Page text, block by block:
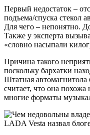
Первый недостаток –
подъема/спуска стекол
Для чего – непонятно.
Также у эксперта
«словно насыпали
Причина такого
поскольку бархатки
Штатная автомагнитола
считает, что она похожа
многие форматы